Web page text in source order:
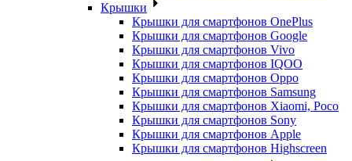
Крышки
Крышки для смартфонов OnePlus
Крышки для смартфонов Google
Крышки для смартфонов Vivo
Крышки для смартфонов IQOO
Крышки для смартфонов Oppo
Крышки для смартфонов Samsung
Крышки для смартфонов Xiaomi, Poco
Крышки для смартфонов Sony
Крышки для смартфонов Apple
Крышки для смартфонов Highscreen